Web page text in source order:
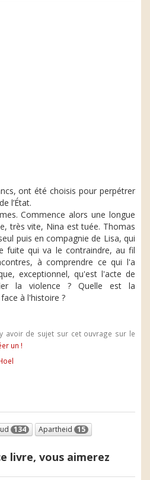
ont été choisis pour perpétrer
l’État.
Commence alors une longue
très vite, Nina est tuée. Thomas
puis en compagnie de Lisa, qui
fuite qui va le contraindre, au fil
à comprendre ce qui l'a
exceptionnel, qu'est l'acte de
la violence ? Quelle est la
à l'histoire ?
avoir de sujet sur cet ouvrage sur le
un !
134 Apartheid 15
livre, vous aimerez